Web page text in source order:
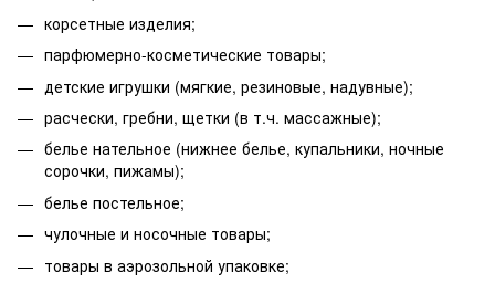
корсетные изделия;
парфюмерно-косметические товары;
детские игрушки (мягкие, резиновые, надувные);
расчески, гребни, щетки (в т.ч. массажные);
белье нательное (нижнее белье, купальники, ночные
сорочки, пижамы);
белье постельное;
чулочные и носочные товары;
товары в аэрозольной упаковке;